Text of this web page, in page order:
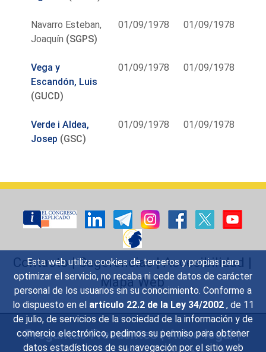
Esta web utiliza cookies de terceros y propias para
optimizar el servicio, no recaba ni cede datos de carácter
personal de los usuarios sin su conocimiento. Conforme a
lo dispuesto en el artículo 22.2 de la Ley 34/2002 , de 11
de julio, de servicios de la sociedad de la información y de
comercio electrónico, pedimos su permiso para obtener
datos estadísticos de su navegación por el sitio web
Navarro Esteban,
Joaquín (SGPS)
01/09/1978 01/09/1978
Vega y
Escandón, Luis
(GUCD)
01/09/1978 01/09/1978
Verde i Aldea,
Josep (GSC)
01/09/1978 01/09/1978
Contacto|Sugerencias|Accesibilidad |
Mapa Web
Preguntas Frecuentes|Aviso legal|